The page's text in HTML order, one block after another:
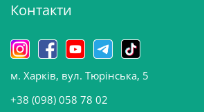
в
н
о
в
и
Контакти
м. Харків, вул. Тюрінська, 5
+38 (098) 058 78 02